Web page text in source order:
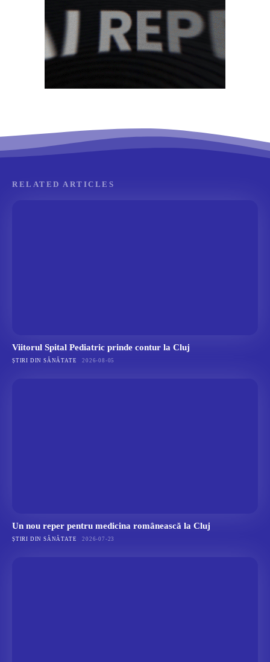
RELATED ARTICLES
Viitorul Spital Pediatric prinde contur la Cluj
ȘTIRI DIN SĂNĂTATE 2026-08-05
Un nou reper pentru medicina românească la Cluj
ȘTIRI DIN SĂNĂTATE 2026-07-23